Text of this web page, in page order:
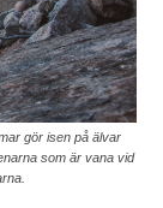
gör isen på älvar
som är vana vid